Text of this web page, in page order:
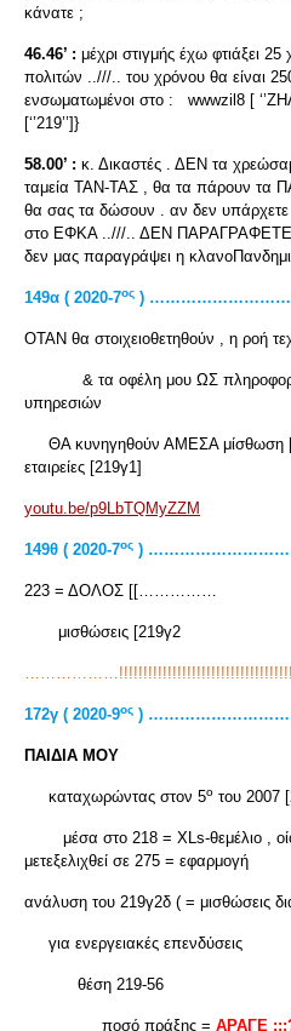
κάνατε ;
46.46’ : μέχρι στιγμής έχω φτιάξει 25
πολιτών ..///.. του χρόνου θα είναι
ενσωματωμένοι στο : wwwzil8 [
[‘’219’’]}
58.00’ : κ. Δικαστές . ΔΕΝ τα
ταμεία ΤΑΝ-ΤΑΣ , θα τα πάρουν τα
θα σας τα δώσουν . αν δεν
στο ΕΦΚΑ ..///.. ΔΕΝ ΠΑΡΑΓΡΑΦΕΤΕ
δεν μας παραγράψει η
149α ( 2020-7ος )
ΟΤΑΝ θα στοιχειοθετηθούν , η ροή
& τα οφέλη μου ΩΣ
υπηρεσιών
ΘΑ κυνηγηθούν ΑΜΕΣΑ μίσθωση
εταιρείες [219γ1]
youtu.be/p9LbTQMyZZM
149θ ( 2020-7ος )
223 = ΔΟΛΟΣ [[……………
μισθώσεις [219γ2
172γ ( 2020-9ος )
ΠΑΙΔΙΑ ΜΟΥ
καταχωρώντας στον 5ο του 2007
μέσα στο 218 = XLs-θεμέλιο ,
μετεξελιχθεί σε 275 = εφαρμογή
ανάλυση του 219γ2δ ( = μισθώσεις
για ενεργειακές επενδύσεις
θέση 219-56
ποσό πράξης = ΑΡΑΓΕ